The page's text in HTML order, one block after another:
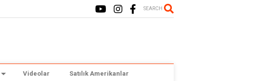
SEARCH
Videolar Satılık Amerikanlar